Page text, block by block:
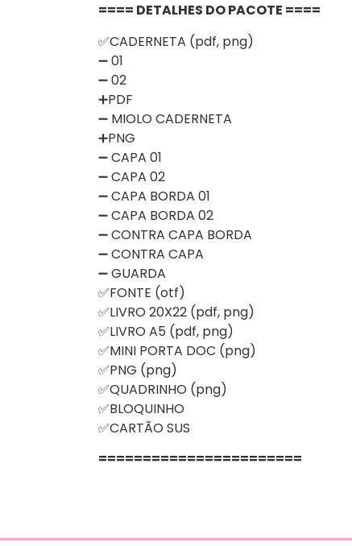
==== DETALHES DO PACOTE ====
✅CADERNETA (pdf, png)
➖ 01
➖ 02
➕PDF
➖ MIOLO CADERNETA
➕PNG
➖ CAPA 01
➖ CAPA 02
➖ CAPA BORDA 01
➖ CAPA BORDA 02
➖ CONTRA CAPA BORDA
➖ CONTRA CAPA
➖ GUARDA
✅FONTE (otf)
✅LIVRO 20X22 (pdf, png)
✅LIVRO A5 (pdf, png)
✅MINI PORTA DOC (png)
✅PNG (png)
✅QUADRINHO (png)
✅BLOQUINHO
✅CARTÃO SUS
=======================